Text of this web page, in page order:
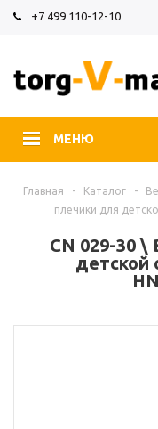
+7 499 110-12-10
МЕНЮ
Главная - Каталог -
плечики для
CN 029-30